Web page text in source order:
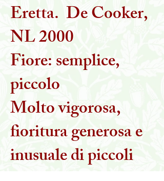
Eretta. De Cooker,
NL 2000
Fiore: semplice,
piccolo
Molto vigorosa,
fioritura generosa e
inusuale di piccoli